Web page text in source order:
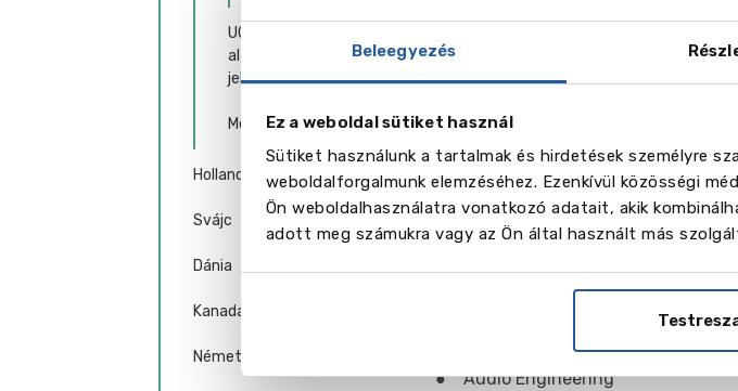
Beleegyezés
Ez a weboldal sütiket használ
Sütiket használunk a tartalmak és hirdetések személyre
weboldalforgalmunk elemzéséhez. Ezenkívül közösségi
Ön weboldalhasználatra vonatkozó adatait, akik
adott meg számukra vagy az Ön által használt más
UCPS – segítség az
alapképzésre való
jelentkezésben
Mesterképzések
Hollandia
Svájc
Dánia
Kanada
Németország
Alapképzési szakok
● Accounting and Finance
● Adult Nursing
● Architecture & Landscape
● Audio Engineering